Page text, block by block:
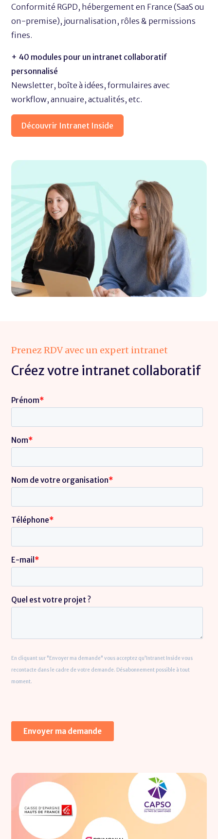
Conformité RGPD, hébergement en France (SaaS ou
on-premise), journalisation, rôles & permissions
fines.
+ 40 modules pour un intranet collaboratif
personnalisé
Newsletter, boîte à idées, formulaires avec
workflow, annuaire, actualités, etc.
Découvrir Intranet Inside
Prenez RDV avec un expert intranet
Créez votre intranet collaboratif